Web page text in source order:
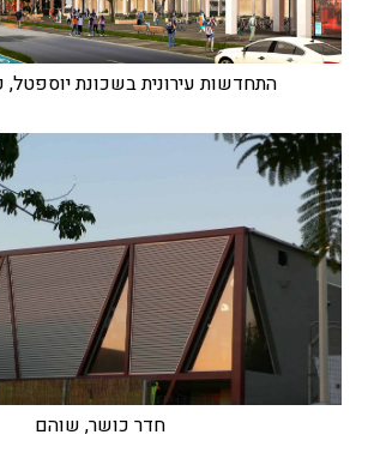
התחדשות עירונית בשכונת
חדר כושר, שוהם